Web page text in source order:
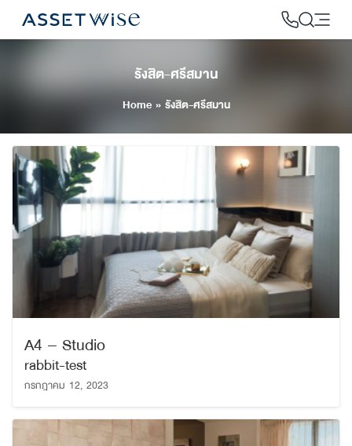
content
รังสิต-ศรีสมาน
Home» รังสิต-ศรีสมาน
A4 – Studio
rabbit-test
กรกฎาคม 12, 2023